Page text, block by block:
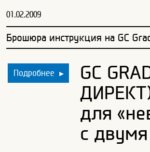
01.02.2009
Брошюра инструкция на GC
Подробнее ▶
GC
для
с